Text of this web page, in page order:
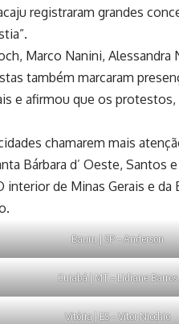
registraram grandes
Marco Nanini, Alessandra
também marcaram
e afirmou que os
chamarem mais
Bárbara d’ Oeste, Santos
interior de Minas Gerais e da
Bauru | SP – Anderson
Cuiabá | MT – Lidiane Barros
Vitória | ES – Vitor Nicchio